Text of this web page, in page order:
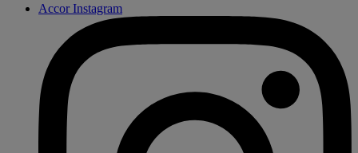
Accor Instagram